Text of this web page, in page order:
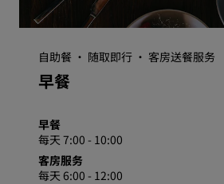
自助餐 · 随取即行 · 客房送餐服务
早餐
早餐
每天 7:00 - 10:00
客房服务
每天 6:00 - 12:00